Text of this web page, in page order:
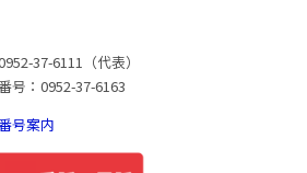
37-6111（代表）
号：0952-37-6163
号案内